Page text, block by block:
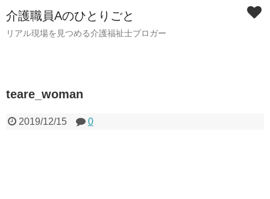
介護職員Aのひとりごと
リアル現場を見つめる介護福祉士ブロガー
teare_woman
2019/12/15 0